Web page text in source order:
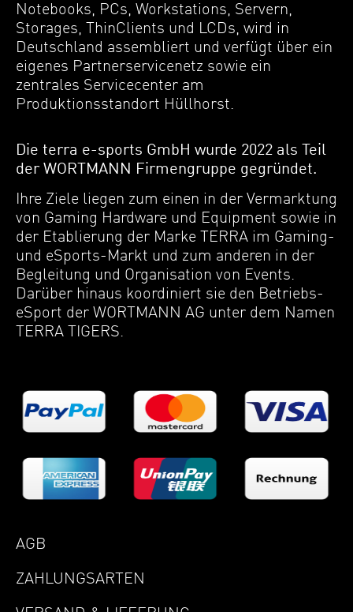
Notebooks, PCs, Workstations, Servern,
Storages, ThinClients und LCDs, wird in
Deutschland assembliert und verfügt über ein
eigenes Partnerservicenetz sowie ein
zentrales Servicecenter am
Produktionsstandort Hüllhorst.
Die terra e-sports GmbH wurde 2022 als Teil
der WORTMANN Firmengruppe gegründet.
Ihre Ziele liegen zum einen in der Vermarktung
von Gaming Hardware und Equipment sowie in
der Etablierung der Marke TERRA im Gaming-
und eSports-Markt und zum anderen in der
Begleitung und Organisation von Events.
Darüber hinaus koordiniert sie den Betriebs-
eSport der WORTMANN AG unter dem Namen
TERRA TIGERS.
AGB
ZAHLUNGSARTEN